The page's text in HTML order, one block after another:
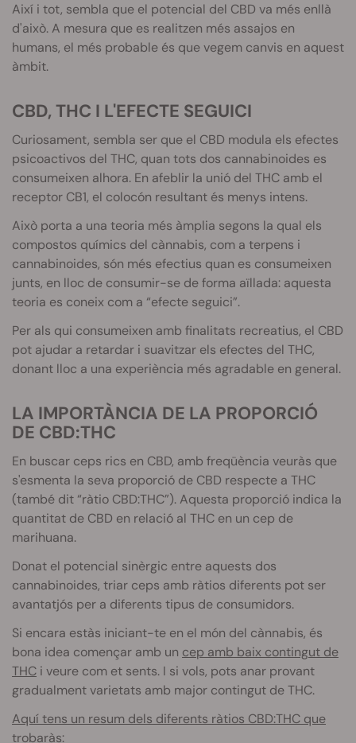
Així i tot, sembla que el potencial del CBD va més enllà
d'això. A mesura que es realitzen més assajos en
humans, el més probable és que vegem canvis en aquest
àmbit.
CBD,THC I L'EFECTE SEGUICI
Curiosament, sembla ser que el CBD modula els efectes
psicoactivos del THC, quan tots dos cannabinoides es
consumeixen alhora. En afeblir la unió del THC amb el
receptor CB1, el colocón resultant és menys intens.
Això porta a una teoria més àmplia segons la qual els
compostos químics del cànnabis, com a terpens i
cannabinoides, són més efectius quan es consumeixen
junts, en lloc de consumir-se de forma aïllada: aquesta
teoria es coneix com a “efecte seguici”.
Per als qui consumeixen amb finalitats recreatius, el CBD
pot ajudar a retardar i suavitzar els efectes del THC,
donant lloc a una experiència més agradable en general.
LA IMPORTÀNCIA DE LA PROPORCIÓ
DE CBD:THC
En buscar ceps rics en CBD, amb freqüència veuràs que
s'esmenta la seva proporció de CBD respecte a THC
(també dit “ràtio CBD:THC”). Aquesta proporció indica la
quantitat de CBD en relació al THC en un cep de
marihuana.
Donat el potencial sinèrgic entre aquests dos
cannabinoides, triar ceps amb ràtios diferents pot ser
avantatjós per a diferents tipus de consumidors.
Si encara estàs iniciant-te en el món del cànnabis, és
bona idea començar amb un cep amb baix contingut de
THC i veure com et sents. I si vols, pots anar provant
gradualment varietats amb major contingut deTHC.
Aquí tens un resum dels diferents ràtios CBD:THC que
trobaràs: